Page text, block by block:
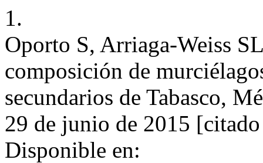
1.
Oporto S, Arriaga-Weiss
composición de
secundarios de Tabasco,
29 de junio de 2015
Disponible en: